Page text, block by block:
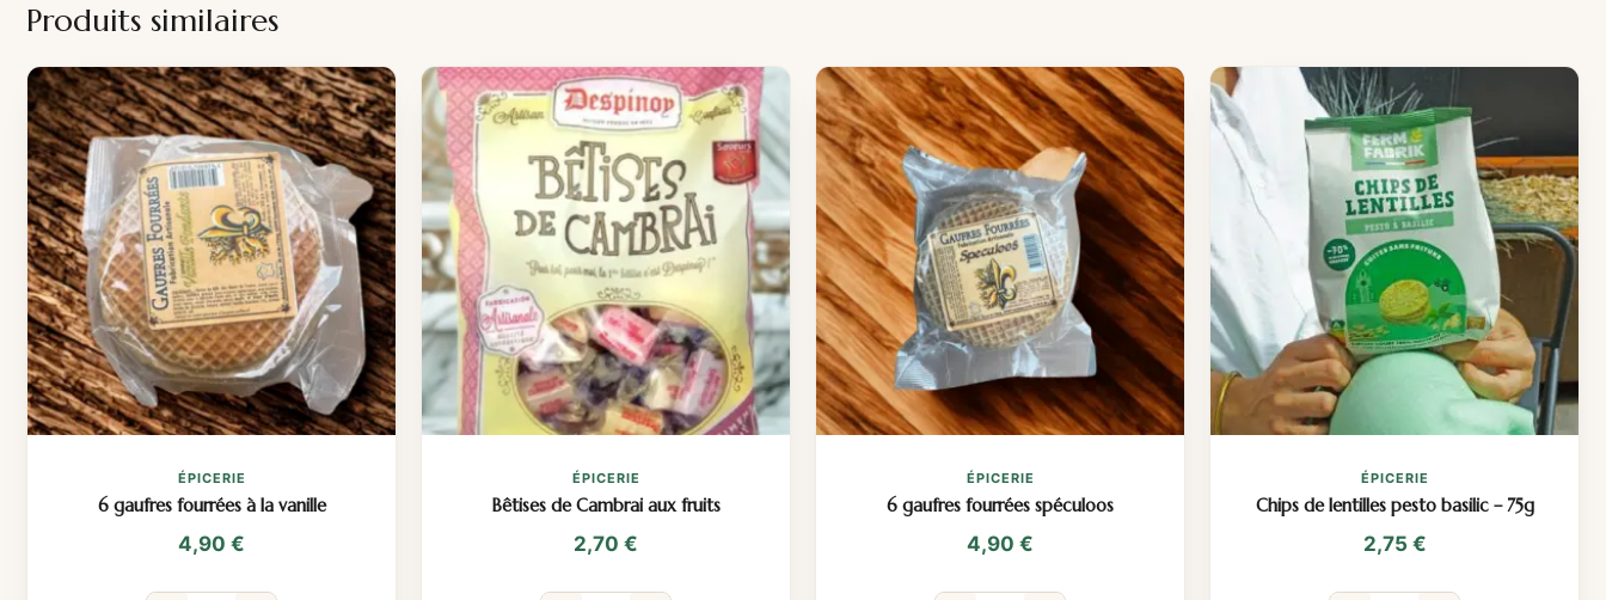
Produits similaires
ÉPICERIE
6 gaufres fourrées à la vanille
4,90 €
ÉPICERIE
Bêtises de Cambrai aux fruits
2,70 €
ÉPICERIE
6 gaufres fourrées spéculoos
4,90 €
ÉPICERIE
Chips de lentilles pesto basilic – 75g
2,75 €